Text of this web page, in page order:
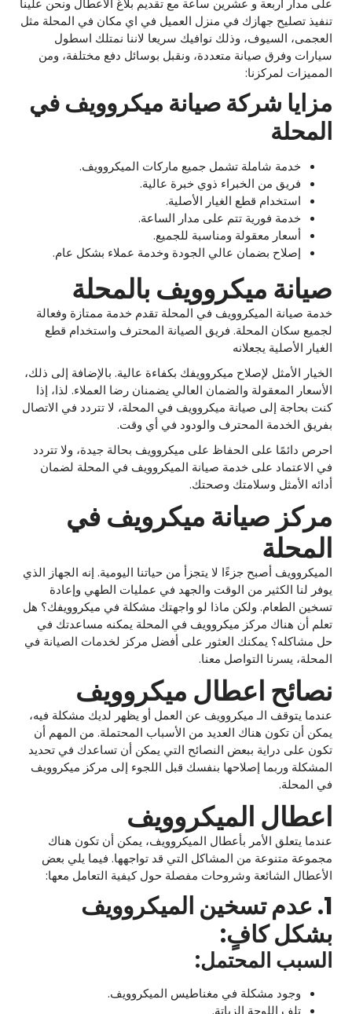
تنفيذ تصليح جهازك في منزل العميل في اي مكان في المحلة مثل
العجمى، السيوف، وذلك نوافيك سريعا لاننا نمتلك اسطول
سيارات وفرق صيانة متعددة، ونقبل بوسائل دفع مختلفة، ومن
المميزات لمركزنا:
مزايا شركة صيانة ميكروويف في
المحلة
خدمة شاملة تشمل جميع ماركات الميكروويف.
فريق من الخبراء ذوي خبرة عالية.
استخدام قطع الغيار الأصلية.
خدمة فورية تتم على مدار الساعة.
أسعار معقولة ومناسبة للجميع.
إصلاح بضمان عالي الجودة وخدمة عملاء بشكل عام.
صيانة ميكروويف بالمحلة
خدمة صيانة الميكروويف في المحلة تقدم خدمة ممتازة وفعالة
لجميع سكان المحلة. فريق الصيانة المحترف واستخدام قطع
الغيار الأصلية يجعلانه
الخيار الأمثل لإصلاح ميكروويفك بكفاءة عالية. بالإضافة إلى ذلك،
الأسعار المعقولة والضمان العالي يضمنان رضا العملاء. لذا، إذا
كنت بحاجة إلى صيانة ميكروويف في المحلة، لا تتردد في الاتصال
بفريق الخدمة المحترف والودود في أي وقت.
احرص دائمًا على الحفاظ على ميكروويف بحالة جيدة، ولا تتردد
في الاعتماد على خدمة صيانة الميكروويف في المحلة لضمان
أدائه الأمثل وسلامتك وصحتك.
مركز صيانة ميكرويف في
المحلة
الميكروويف أصبح جزءًا لا يتجزأ من حياتنا اليومية. إنه الجهاز الذي
يوفر لنا الكثير من الوقت والجهد في عمليات الطهي وإعادة
تسخين الطعام. ولكن ماذا لو واجهتك مشكلة في ميكروويفك؟ هل
تعلم أن هناك مركز ميكروويف في المحلة يمكنه مساعدتك في
حل مشاكله؟ يمكنك العثور على أفضل مركز لخدمات الصيانة في
المحلة، يسرنا التواصل معنا.
نصائح اعطال ميكروويف
عندما يتوقف الـ ميكروويف عن العمل أو يظهر لديك مشكلة فيه،
يمكن أن تكون هناك العديد من الأسباب المحتملة. من المهم أن
تكون على دراية ببعض النصائح التي يمكن أن تساعدك في تحديد
المشكلة وربما إصلاحها بنفسك قبل اللجوء إلى مركز ميكروويف
في المحلة.
اعطال الميكروويف
عندما يتعلق الأمر بأعطال الميكروويف، يمكن أن تكون هناك
مجموعة متنوعة من المشاكل التي قد تواجهها. فيما يلي بعض
الأعطال الشائعة وشروحات مفصلة حول كيفية التعامل معها:
1. عدم تسخين الميكروويف
بشكل كافٍ:
السبب المحتمل:
وجود مشكلة في مغناطيس الميكروويف.
تلف اللوحة الزياتة.